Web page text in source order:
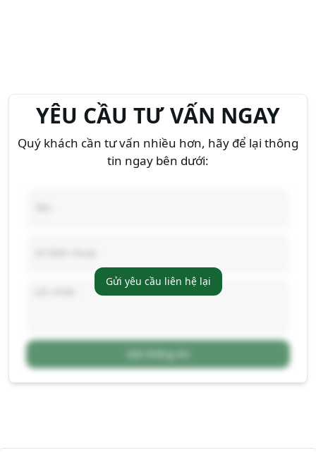
YÊU CẦU TƯ VẤN NGAY
Quý khách cần tư vấn nhiều hơn, hãy để lại thông
tin ngay bên dưới:
Gửi thông tin
Gửi yêu cầu liên hệ lại